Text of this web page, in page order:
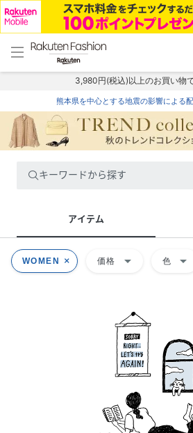
menu home
トップ
3,980円(税込)以上のお買い物
熊本県を中心とする地震の影響による
キーワードから探す
アイテム
WOMEN 価格 arrow_drop_down 色 arrow_drop_down